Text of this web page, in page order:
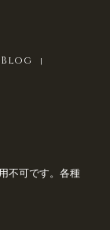
Blog
不可です。各種